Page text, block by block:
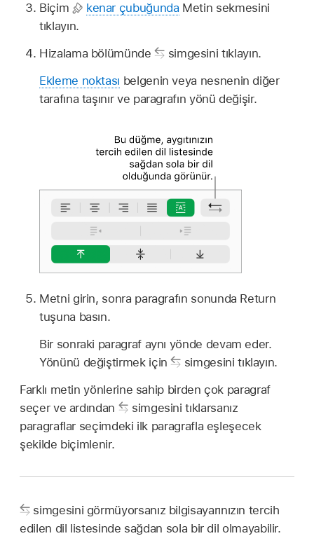
Biçim
kenar çubuğunda Metin sekmesini
tıklayın.
Hizalama bölümünde
simgesini tıklayın.
Ekleme noktası belgenin veya nesnenin diğer
tarafına taşınır ve paragrafın yönü değişir.
Metni girin, sonra paragrafın sonunda Return
tuşuna basın.
Bir sonraki paragraf aynı yönde devam eder.
Yönünü değiştirmek için
simgesini tıklayın.
Farklı metin yönlerine sahip birden çok paragraf
seçer ve ardından
simgesini tıklarsanız
paragraflar seçimdeki ilk paragrafla eşleşecek
şekilde biçimlenir.
simgesini görmüyorsanız bilgisayarınızın tercih
edilen dil listesinde sağdan sola bir dil olmayabilir.